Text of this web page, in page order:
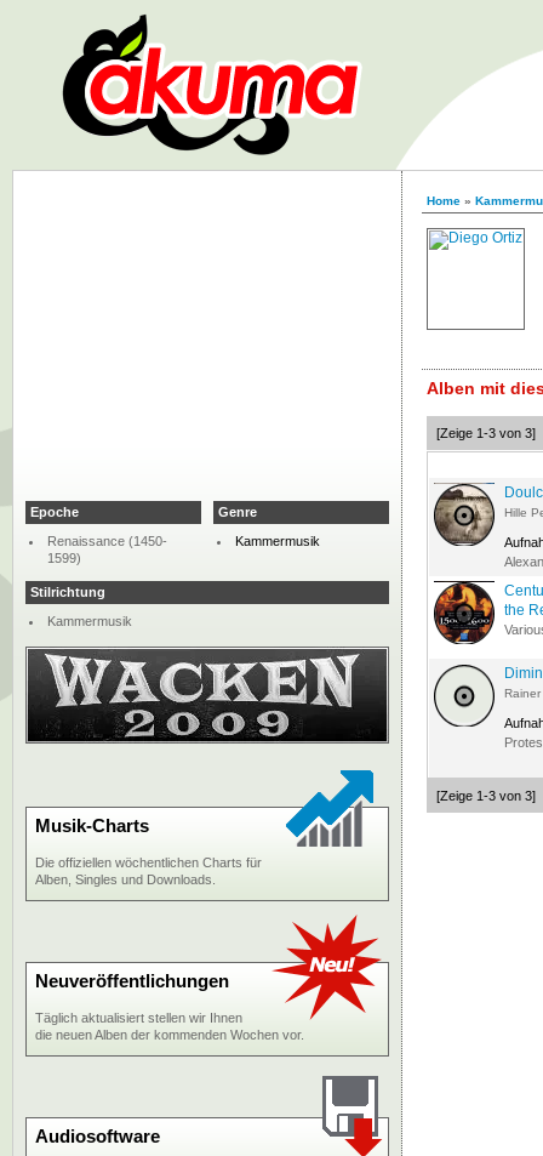
Home »
Alben mit
[Zeige 1-3 von 3]
Hille
the
[Zeige 1-3 von 3]
Epoche
Renaissance (1450-
1599)
Genre
Kammermusik
Stilrichtung
Kammermusik
Musik-Charts
Die offiziellen wöchentlichen Charts für
Alben, Singles und Downloads.
Neuveröffentlichungen
Täglich aktualisiert stellen wir Ihnen
die neuen Alben der kommenden Wochen vor.
Audiosoftware